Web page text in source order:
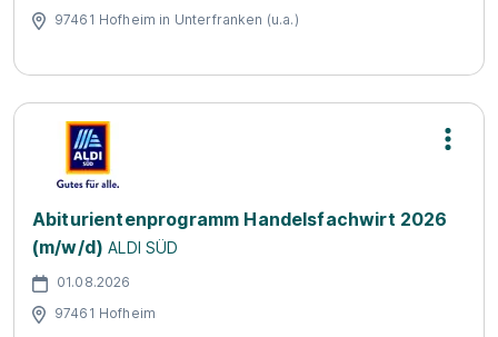
97461 Hofheim in Unterfranken (u.a.)
Abiturientenprogramm Handelsfachwirt 2026
(m/w/d) ALDI SÜD
01.08.2026
97461 Hofheim